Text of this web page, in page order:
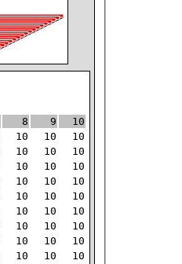
8 9
10
10 10
10
10 10
10
10 10
10
10 10
10
10 10
10
10 10
10
10 10
10
10 10
10
10 10
10